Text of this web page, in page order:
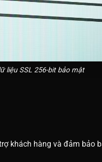
liệu SSL 256-bit bảo mật
khách hàng và đảm bảo